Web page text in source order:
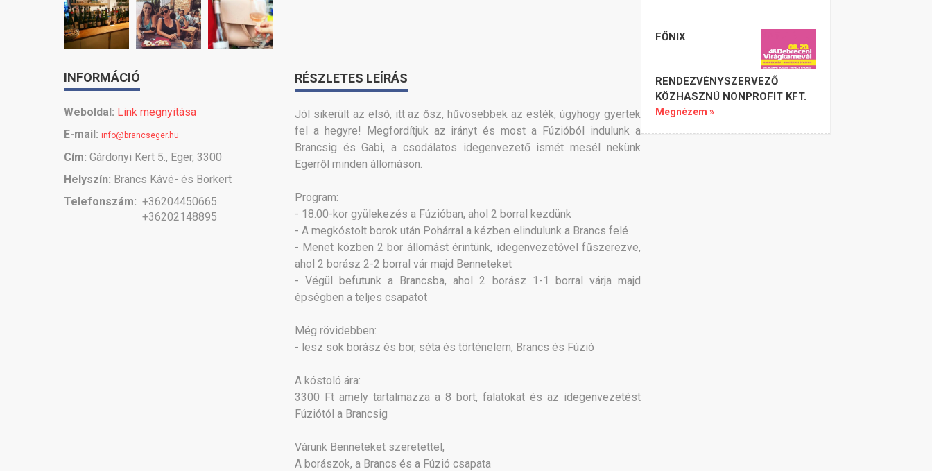
INFORMÁCIÓ
Weboldal: Link megnyitása
E-mail: info@brancseger.hu
Cím: Gárdonyi Kert 5., Eger, 3300
Helyszín: Brancs Kávé- és Borkert
Telefonszám: +36204450665
+36202148895
RÉSZLETES LEÍRÁS
Jól sikerült az első, itt az ősz, hűvösebbek az esték, úgyhogy gyertek
fel a hegyre! Megfordítjuk az irányt és most a Fúzióból indulunk a
Brancsig és Gabi, a csodálatos idegenvezető ismét mesél nekünk
Egerről minden állomáson.
Program:
- 18.00-kor gyülekezés a Fúzióban, ahol 2 borral kezdünk
- A megkóstolt borok után Pohárral a kézben elindulunk a Brancs felé
- Menet közben 2 bor állomást érintünk, idegenvezetővel fűszerezve,
ahol 2 borász 2-2 borral vár majd Benneteket
- Végül befutunk a Brancsba, ahol 2 borász 1-1 borral várja majd
épségben a teljes csapatot
Még rövidebben:
- lesz sok borász és bor, séta és történelem, Brancs és Fúzió
A kóstoló ára:
3300 Ft amely tartalmazza a 8 bort, falatokat és az idegenvezetést
Fúziótól a Brancsig
Várunk Benneteket szeretettel,
A borászok, a Brancs és a Fúzió csapata
FŐNIX
RENDEZVÉNYSZERVEZŐ
KÖZHASZNÚ NONPROFIT KFT.
Megnézem »